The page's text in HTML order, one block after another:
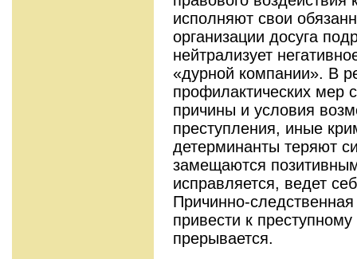
исполняют свои
организации досуга
нейтрализует
«дурной компании». В
профилактических мер
причины и условия
пре­ступления, иные
детерминанты теряют
замещаются
исправляется, ведет
Причинно-
привести к
прерывается.